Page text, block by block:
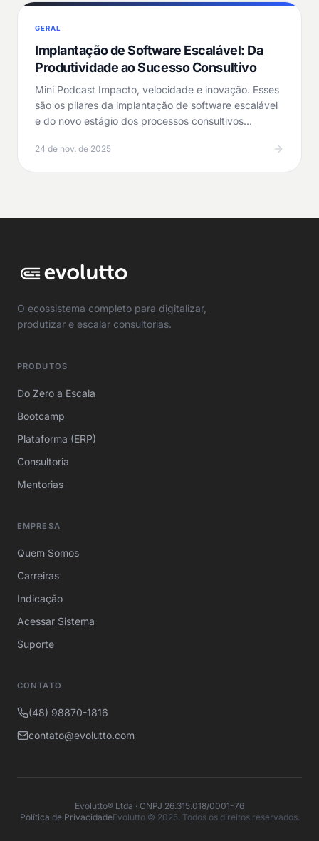
GERAL
Implantação de Software Escalável: Da
Produtividade ao Sucesso Consultivo
Mini Podcast Impacto, velocidade e inovação. Esses
são os pilares da implantação de software escalável
e do novo estágio dos processos consultivos…
24 de nov. de 2025
O ecossistema completo para digitalizar,
produtizar e escalar consultorias.
PRODUTOS
Do Zero a Escala
Bootcamp
Plataforma (ERP)
Consultoria
Mentorias
EMPRESA
Quem Somos
Carreiras
Indicação
Acessar Sistema
Suporte
CONTATO
(48) 98870-1816
contato@evolutto.com
Evolutto® Ltda · CNPJ 26.315.018/0001-76
Política de PrivacidadeEvolutto © 2025. Todos os direitos reservados.